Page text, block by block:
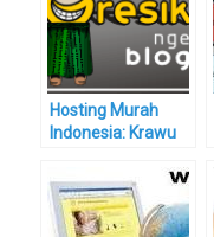
Hosting Murah
Indonesia: Krawu